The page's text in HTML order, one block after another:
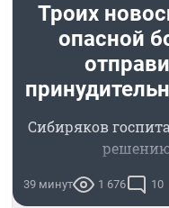
Троих
опасной
Сибиряков
39 минут 1 676 10